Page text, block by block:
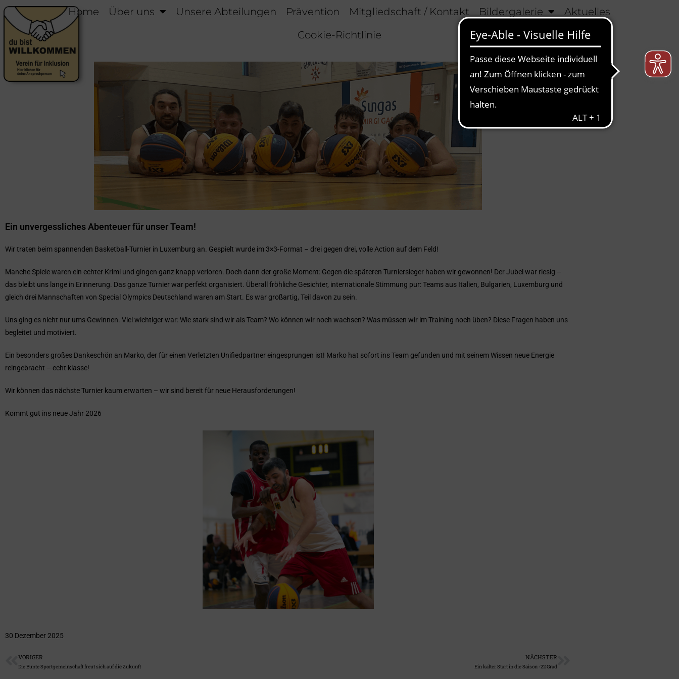
Home Über uns Unsere Abteilungen Prävention Mitgliedschaft / Kontakt Bildergalerie
Aktuelles
Cookie-Richtlinie
Ein unvergessliches Abenteuer für unser Team!
Wir traten beim spannenden Basketball-Turnier in Luxemburg an. Gespielt wurde im 3×3-Format – drei gegen drei, volle Action auf dem Feld!
Manche Spiele waren ein echter Krimi und gingen ganz knapp verloren. Doch dann der große Moment: Gegen die späteren Turniersieger haben wir gewonnen! Der Jubel war riesig –
das bleibt uns lange in Erinnerung. Das ganze Turnier war perfekt organisiert. Überall fröhliche Gesichter, internationale Stimmung pur: Teams aus Italien, Bulgarien, Luxemburg und
gleich drei Mannschaften von Special Olympics Deutschland waren am Start. Es war großartig, Teil davon zu sein.
Uns ging es nicht nur ums Gewinnen. Viel wichtiger war: Wie stark sind wir als Team? Wo können wir noch wachsen? Was müssen wir im Training noch üben? Diese Fragen haben uns
begleitet und motiviert.
Ein besonders großes Dankeschön an Marko, der für einen Verletzten Unifiedpartner eingesprungen ist! Marko hat sofort ins Team gefunden und mit seinem Wissen neue Energie
reingebracht – echt klasse!
Wir können das nächste Turnier kaum erwarten – wir sind bereit für neue Herausforderungen!
Kommt gut ins neue Jahr 2026
30 Dezember 2025
VORIGER
Die Bunte Sportgemeinschaft freut sich auf die Zukunft
NÄCHSTER
Ein kalter Start in die Saison -22 Grad